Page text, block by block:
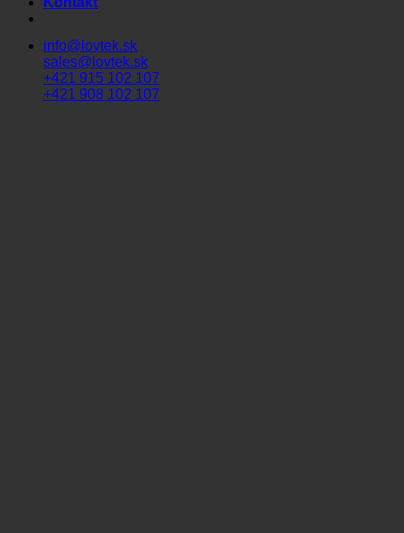
info@lovtek.sk
sales@lovtek.sk
+421 915 102 107
+421 908 102 107